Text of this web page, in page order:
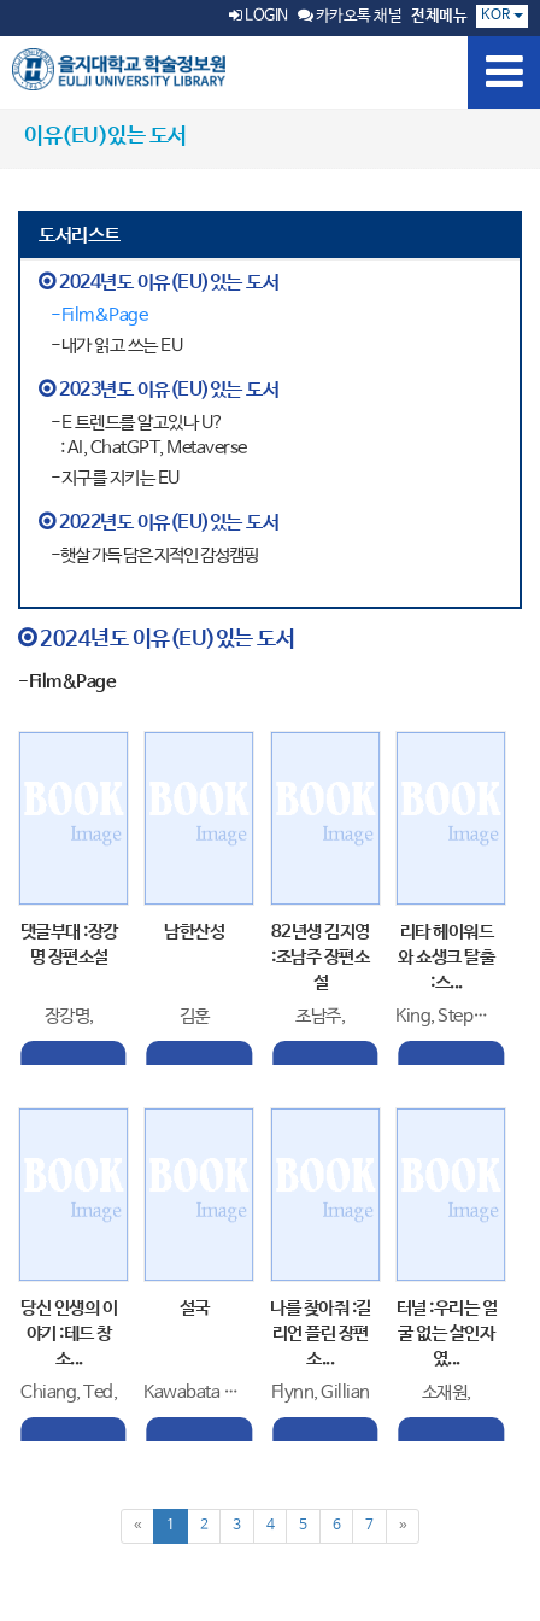
LOGIN 카카오톡 채널 전체메뉴 KOR
이유(EU)있는 도서
도서리스트
2024년도 이유(EU)있는 도서
-Film&Page
-내가 읽고 쓰는 EU
2023년도 이유(EU)있는 도서
-E 트렌드를 알고있나 U?
: AI, ChatGPT, Metaverse
-지구를 지키는 EU
2022년도 이유(EU)있는 도서
-햇살 가득 담은 지적인 감성캠핑
2024년도 이유(EU)있는 도서
-Film&Page
댓글부대 :장강
명 장편소설
장강명,
남한산성
김훈
82년생 김지영
:조남주 장편소
설
조남주,
리타 헤이워드
와 쇼생크 탈출
:스...
King, Stephen,
당신 인생의 이
야기 :테드 창
소...
Chiang, Ted,
설국
Kawabata Yasunari
나를 찾아줘 :길
리언 플린 장편
소...
Flynn, Gillian
터널 :우리는 얼
굴 없는 살인자
였...
소재원,
« 1 2 3 4 5 6 7 »